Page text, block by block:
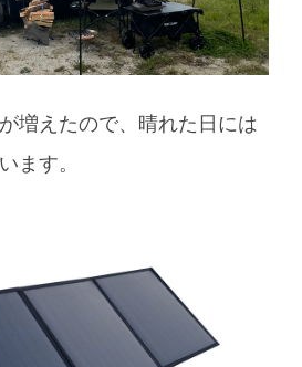
増えたので、晴れた日には
ます。